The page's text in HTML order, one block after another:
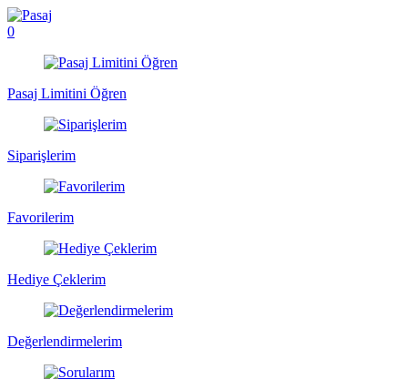
0
Pasaj Limitini Öğren
Siparişlerim
Favorilerim
Hediye Çeklerim
Değerlendirmelerim